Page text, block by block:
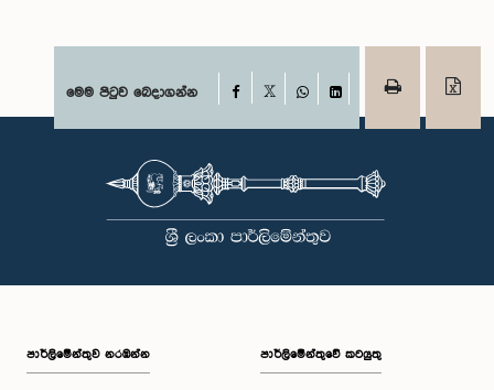
මෙම පිටුව බෙදාගන්න Facebook
WhatsAppLinkedIn
පාර්ලි‌මේන්තුව නරඹන්න පාර්ලිමේන්තුවේ කටයුතු